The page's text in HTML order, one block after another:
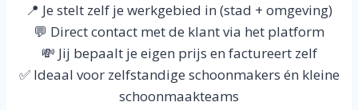
📍 Je stelt zelf je werkgebied in (stad + omgeving)
💬 Direct contact met de klant via het platform
💸 Jij bepaalt je eigen prijs en factureert zelf
✅ Ideaal voor zelfstandige schoonmakers én kleine
schoonmaakteams